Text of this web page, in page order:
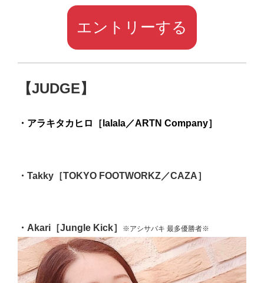
エントリーする
【JUDGE】
・アラキタカヒロ［lalala／ARTN Company］
・Takky［TOKYO FOOTWORKZ／CAZA］
・Akari［Jungle Kick］ ※アシサバキ 最多優勝者※